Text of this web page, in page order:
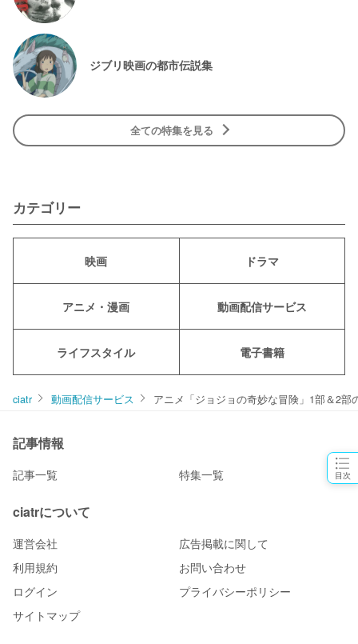
目次
ジブリ映画の都市伝説集
全ての特集を見る
カテゴリー
映画 ドラマ
アニメ・漫画 動画配信サービス
ライフスタイル 電子書籍
ciatr 動画配信サービス アニメ「ジョジョの奇妙な冒険」1部＆2
記事情報
記事一覧 特集一覧
ciatrについて
運営会社
広告掲載に関して
利用規約
お問い合わせ
ログイン
プライバシーポリシー
サイトマップ